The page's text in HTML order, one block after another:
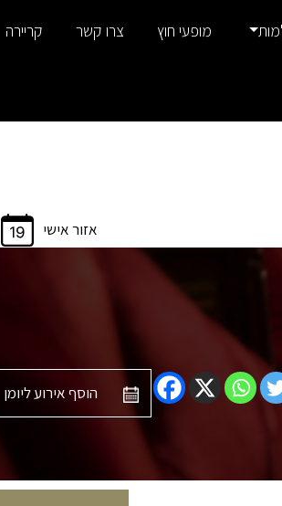
מופעי חוץ צרו קשר קריירה
אזור אישי
הוסף אירוע ליומן